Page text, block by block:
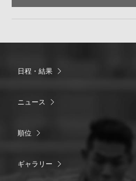
日程・結果
ニュース
順位
ギャラリー